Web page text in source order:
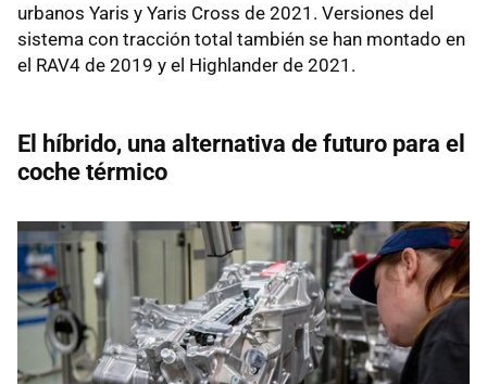
urbanos Yaris y Yaris Cross de 2021. Versiones del
sistema con tracción total también se han montado en
el RAV4 de 2019 y el Highlander de 2021.
El híbrido, una alternativa de futuro para el
coche térmico